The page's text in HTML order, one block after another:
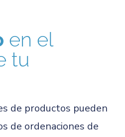
en el
tu
de productos pueden
de ordenaciones de